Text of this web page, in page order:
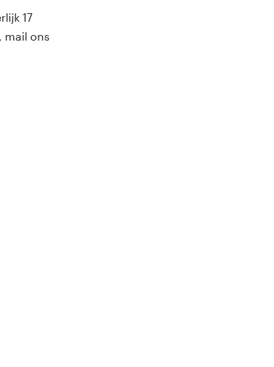
17
mail ons